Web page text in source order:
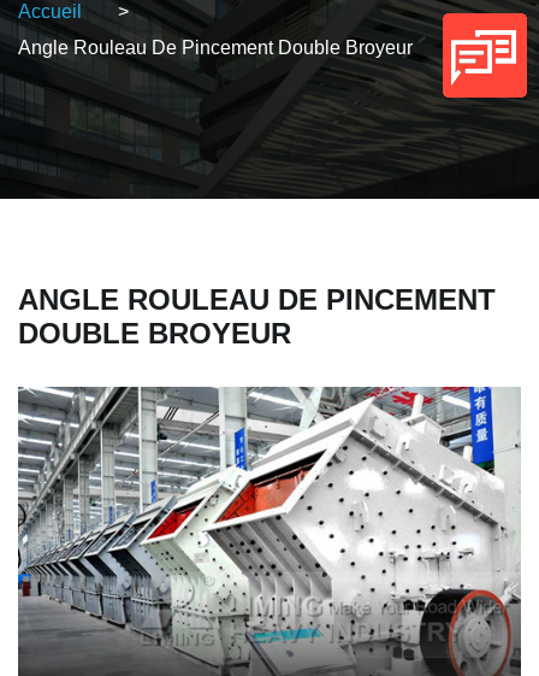
Accueil
>
Angle Rouleau De Pincement Double Broyeur
ANGLE ROULEAU DE PINCEMENT
DOUBLE BROYEUR